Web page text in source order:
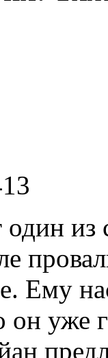
один
Ему
уже